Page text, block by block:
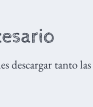
descargar tanto las